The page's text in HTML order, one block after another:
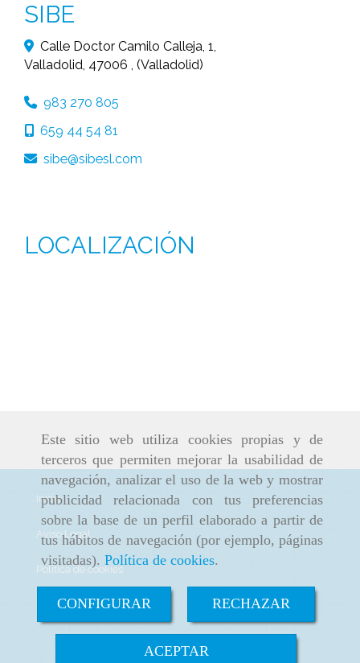
Este sitio web utiliza cookies propias y de
terceros que permiten mejorar la usabilidad de
navegación, analizar el uso de la web y mostrar
publicidad relacionada con tus preferencias
sobre la base de un perfil elaborado a partir de
tus hábitos de navegación (por ejemplo, páginas
visitadas). Política de cookies.
CONFIGURAR RECHAZAR
ACEPTAR
SIBE
Calle Doctor Camilo Calleja, 1,
Valladolid, 47006 , (Valladolid)
983 270 805
659 44 54 81
sibe
sibesl.com
LOCALIZACIÓN
Inicio
Aviso Legal
Política de cookies
Política de Privacidad